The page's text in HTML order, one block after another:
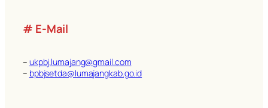
# E-Mail
– ukpbj.lumajang@gmail.com
– bpbjsetda@lumajangkab.go.id